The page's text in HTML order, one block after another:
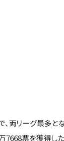
両リーグ最多と
票を獲得し